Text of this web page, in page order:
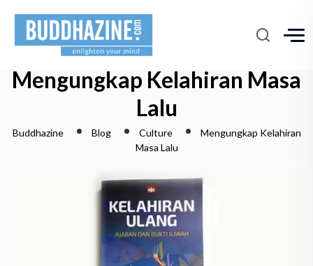
Mengungkap Kelahiran Masa
Lalu
Buddhazine Blog Culture
Mengungkap Kelahiran
Masa Lalu